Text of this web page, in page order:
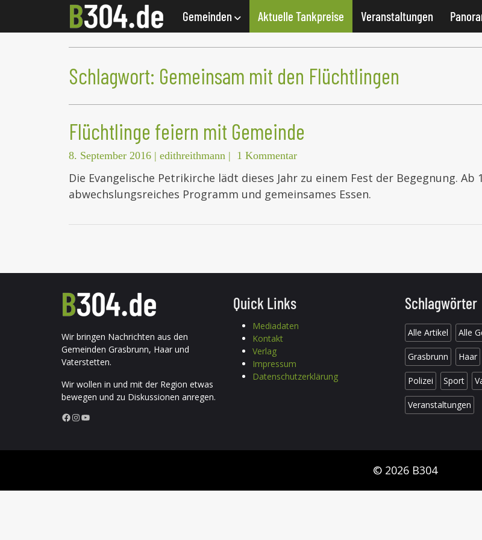
Gemeinden Aktuelle Tankpreise Veranstaltungen
Schlagwort: Gemeinsam mit den Flüchtlingen
Flüchtlinge feiern mit Gemeinde
8. September 2016 | edithreithmann | 1 Kommentar
Die Evangelische Petrikirche lädt dieses Jahr zu einem Fest der Begegnung.
abwechslungsreiches Programm und gemeinsames Essen.
Wir bringen Nachrichten aus den
Gemeinden Grasbrunn, Haar und
Vaterstetten.
Wir wollen in und mit der Region etwas
bewegen und zu Diskussionen anregen.
Facebook InstagramYouTube
Quick Links
Mediadaten
Kontakt
Verlag
Impressum
Datenschutzerklärung
Schlagwörter
Alle Artikel Alle
Grasbrunn Haar
Polizei Sport
Veranstaltungen
© 2026 B304